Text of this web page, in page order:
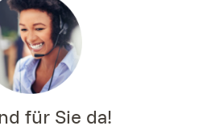
für Sie da!